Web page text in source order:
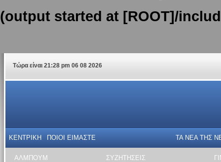
(output started at [ROOT]/
Τώρα είναι 21:28 pm 06 08 2026
ΚΕΝΤΡΙΚΗ ΠΟΙΟΙ ΕΙΜΑΣΤΕ ΤΑ ΝΕΑ THΣ
ΑΛΜΠΟΥΜ ΣΥΖΗΤΗΣΕΙΣ